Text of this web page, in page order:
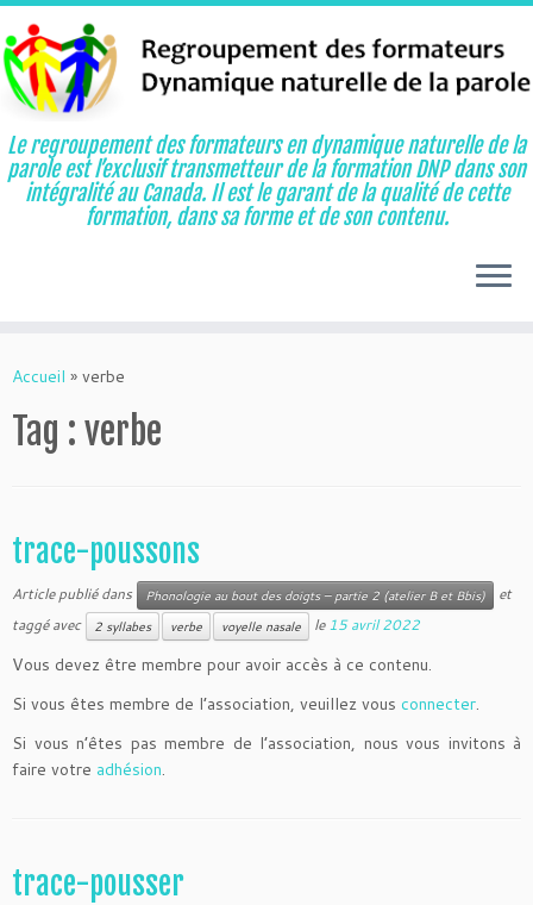
au
Le regroupement des formateurs en dynamique naturelle de la
parole est l’exclusif transmetteur de la formation DNP dans son
intégralité au Canada. Il est le garant de la qualité de cette
formation, dans sa forme et de son contenu.
Accueil » verbe
Tag : verbe
trace-poussons
Article publié dans Phonologie au bout des doigts – partie 2 (atelier B et Bbis)
et
taggé avec
2 syllabes verbe voyelle nasale le15 avril 2022
Vous devez être membre pour avoir accès à ce contenu.
Si vous êtes membre de l’association, veuillez vous connecter.
Si vous n’êtes pas membre de l’association, nous vous invitons à
faire votre adhésion.
trace-pousser